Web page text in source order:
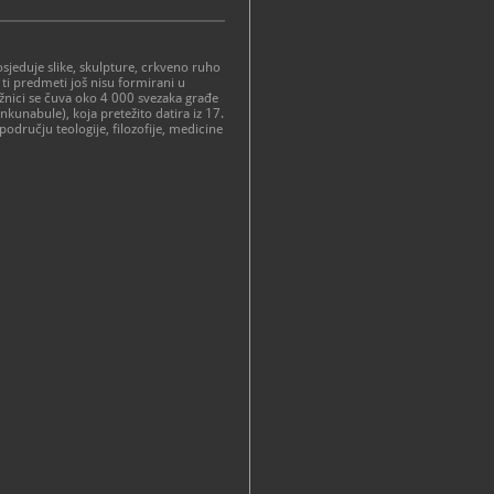
slike, skulpture, crkveno ruho
ti predmeti još nisu formirani u
se čuva oko 4 000 svezaka građe
koja pretežito datira iz 17.
teologije, filozofije, medicine